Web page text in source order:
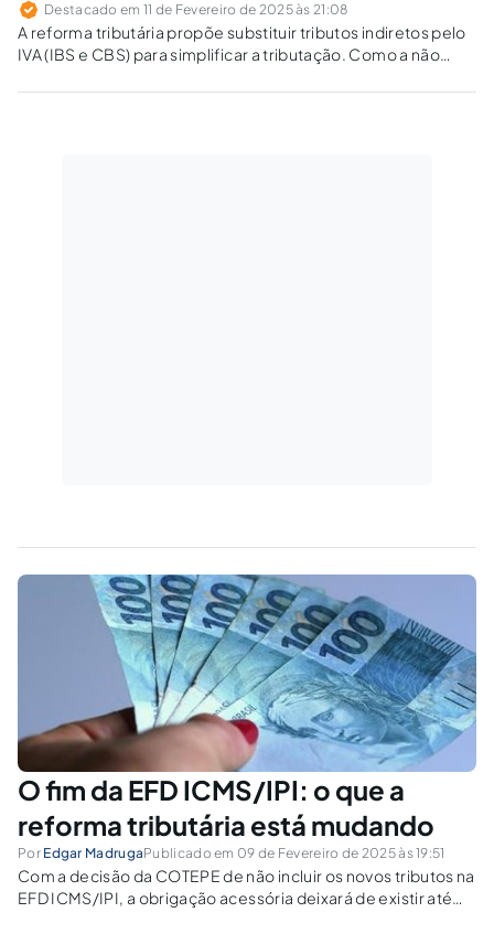
Destacado em 11 de Fevereiro de 2025 às 21:08
A reforma tributária propõe substituir tributos indiretos pelo
IVA (IBS e CBS) para simplificar a tributação. Como a não
alíquotas elevadas?
O fim da EFD ICMS/IPI: o que a
reforma tributária está mudando
Por Edgar MadrugaPublicado em 09 de Fevereiro de 2025 às 19:51
Com a decisão da COTEPE de não incluir os novos tributos na
EFD ICMS/IPI, a obrigação acessória deixará de existir até